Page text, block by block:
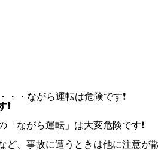
・ながら運転は危険です❗
ながら運転」は大変危険です❗
、事故に遭うときは他に注意が